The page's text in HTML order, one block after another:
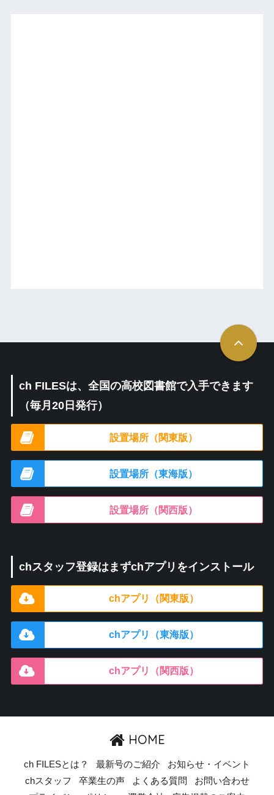
ch FILESは、全国の高校図書館で入手できます
（毎月20日発行）
設置場所（関東版）
設置場所（東海版）
設置場所（関西版）
chスタッフ登録はまずchアプリをインストール
chアプリ（関東版）
chアプリ（東海版）
chアプリ（関西版）
HOME
ch FILESとは？ 最新号のご紹介
お知らせ・イベント
chスタッフ
卒業生の声 よくある質問
お問い合わせ